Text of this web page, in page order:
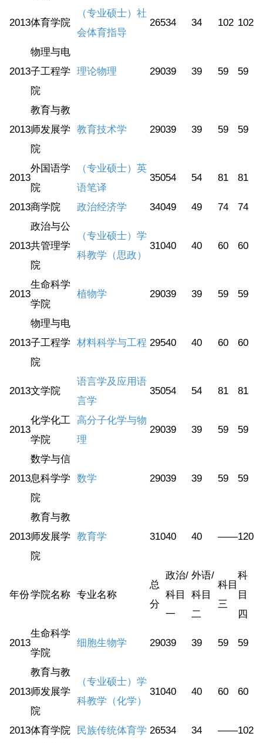
2013体育学院
（专业硕士）社
会体育指导
26534 34 102 102
2013
物理与电
子工程学
院
理论物理 29039 39 59 59
2013
教育与教
师发展学
院
教育技术学 29039 39 59 59
2013
外国语学
院
（专业硕士）英
语笔译
35054 54 81 81
2013商学院 政治经济学 34049 49 74 74
2013
政治与公
共管理学
院
（专业硕士）学
科教学（思政）
31040 40 60 60
2013
生命科学
学院
植物学 29039 39 59 59
2013
物理与电
子工程学
院
材料科学与工程 29540 40 60 60
2013文学院
语言学及应用语
言学
35054 54 81 81
2013
化学化工
学院
高分子化学与物
理
29039 39 59 59
2013
数学与信
息科学学
院
数学 29039 39 59 59
2013
教育与教
师发展学
院
教育学 31040 40 ——120
年份学院名称 专业名称
总
分
政治/
科目
一
外语/
科目
二
科目
三
科
目
四
2013
生命科学
学院
细胞生物学 29039 39 59 59
2013
教育与教
师发展学
院
（专业硕士）学
科教学（化学）
31040 40 60 60
2013体育学院 民族传统体育学 26534 34 ——102